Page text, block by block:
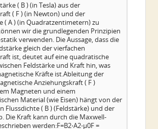
( B ) (in Tesla) aus der
( F ) (in Newton) und der
( A ) (in Quadratzentimetern) zu
wir die grundlegenden Prinzipien
verwenden. Die Aussage, dass die
gleich der vierfachen
ist, deutet auf eine quadratische
Feldstärke und Kraft hin, was
Kräfte ist.Ableitung der
Anziehungskraft ( F )
Magneten und einem
Material (wie Eisen) hängt von der
Flussdichte ( B ) (Feldstärke) und der
Die Kraft kann durch die Maxwell-
werden:F=B2⋅A2⋅μ0F =